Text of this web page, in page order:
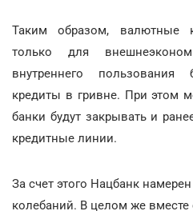
Таким образом, валютные
только для
внутреннего
кредиты в гривне. При этом
банки будут закрывать и
кредитные линии.
За счет этого Нацбанк
колебаний. В целом же